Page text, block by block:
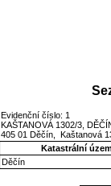
Evidenční číslo: 1
KAŠTANOVÁ 1302/3,
405 01 Děčín, Kaštanová
Katastrální
Děčín